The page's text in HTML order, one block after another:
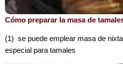
Cómo preparar la masa de
(1) se puede emplear masa de
especial para tamales